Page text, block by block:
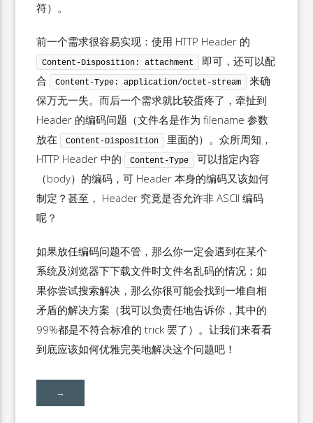
符）。
前一个需求很容易实现：使用 HTTP Header 的
Content-Disposition: attachment
即可，还可以配
合
Content-Type: application/octet-stream
来确
保万无一失。而后一个需求就比较蛋疼了，牵扯到
Header 的编码问题（文件名是作为 filename 参数
放在
Content-Disposition
里面的）。众所周知，
HTTP Header 中的
Content-Type
可以指定内容
（body）的编码，可 Header 本身的编码又该如何
制定？甚至， Header 究竟是否允许非 ASCII 编码
呢？
如果放任编码问题不管，那么你一定会遇到在某个
系统及浏览器下下载文件时文件名乱码的情况；如
果你尝试搜索解决，那么你很可能会找到一堆自相
矛盾的解决方案（我可以负责任地告诉你，其中的
99%都是不符合标准的 trick 罢了）。让我们来看看
到底应该如何优雅完美地解决这个问题吧！
→